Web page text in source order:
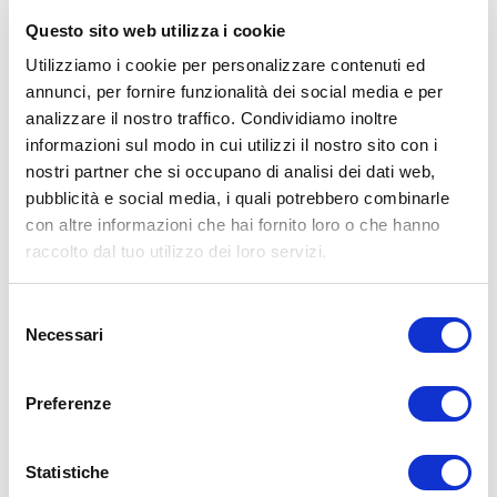
Questo sito web utilizza i cookie
Utilizziamo i cookie per personalizzare contenuti ed
annunci, per fornire funzionalità dei social media e per
analizzare il nostro traffico. Condividiamo inoltre
informazioni sul modo in cui utilizzi il nostro sito con i
nostri partner che si occupano di analisi dei dati web,
pubblicità e social media, i quali potrebbero combinarle
con altre informazioni che hai fornito loro o che hanno
raccolto dal tuo utilizzo dei loro servizi.
delNecessari
Preferenze
Statistiche
Se l’esercizio è a bassa intensità e la sessione dura meno di
Se l’obiettivo primario del programma fitness è il
dimagrimento e il soggetto è impegnato in un moderato
esercizio sotto i 60-90 minuti (evitando così calorie liquide
superflue).
Se l’atleta è ben nutrito e si allena a bassa o moderata intensità
in un ambiente temperato o freddo.
Al di fuori della stagione agonistica e durante i giorni di
recupero passivo.
. Tuttavia, per tutte
sebbene caratterizzate da una certa intensità, non è strettamente
necessario ricorrere a
durante o subito dopo
Per sopperire a questa
, è assolutamente
, ricca di